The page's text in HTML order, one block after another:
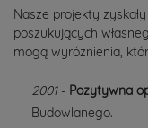
Nasze projekty
poszukujących
mogą wyróżnienia,
2001- Pozytywna
Budowlanego.